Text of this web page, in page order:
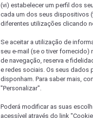
(vi) estabelecer um perfil dos
cada um dos seus dispositivos
diferentes utilizações clicando
Se aceitar a utilização de
seu e-mail (se o tiver
de navegação, reserva e
e redes sociais. Os seus dados
disponham. Para saber mais,
"Personalizar".
Poderá modificar as suas
acessível através do link